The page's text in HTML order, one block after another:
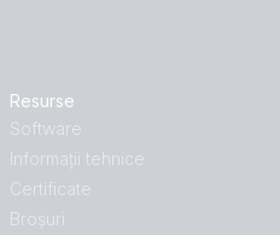
Resurse
Software
Informații tehnice
Certificate
Broșuri